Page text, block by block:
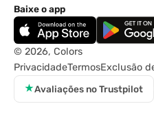
Baixe o app
© 2026, Colors
PrivacidadeTermosExclusão
★Avaliações no Trustpilot